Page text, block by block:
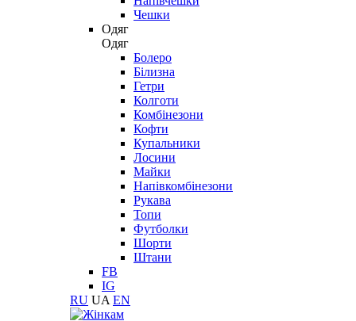
Чешки
Одяг
Одяг
Болеро
Білизна
Гетри
Колготи
Комбінезони
Кофти
Купальники
Лосини
Майки
Напівкомбінезони
Рукава
Топи
Футболки
Шорти
Штани
FB
IG
RU UA EN